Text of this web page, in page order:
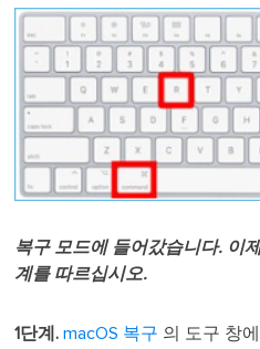
복구 모드에 들어갔습니다. 이
계를 따르십시오.
1단계. macOS 복구 의 도구 창